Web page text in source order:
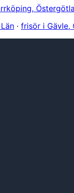
· frisör i Gävle,